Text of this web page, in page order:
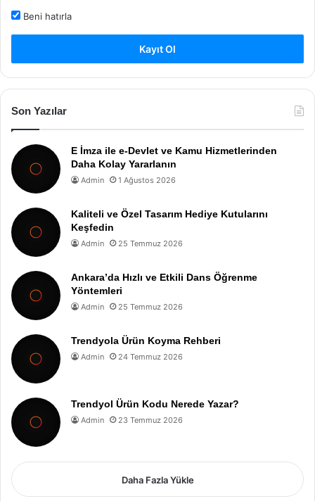
Beni hatırla
Kayıt Ol
Son Yazılar
E İmza ile e-Devlet ve Kamu Hizmetlerinden
Daha Kolay Yararlanın
Admin 1 Ağustos 2026
Kaliteli ve Özel Tasarım Hediye Kutularını
Keşfedin
Admin 25 Temmuz 2026
Ankara’da Hızlı ve Etkili Dans Öğrenme
Yöntemleri
Admin 25 Temmuz 2026
Trendyola Ürün Koyma Rehberi
Admin 24 Temmuz 2026
Trendyol Ürün Kodu Nerede Yazar?
Admin 23 Temmuz 2026
Daha Fazla Yükle